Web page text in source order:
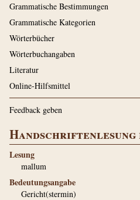
Grammatische Bestimmungen
Grammatische Kategorien
Wörterbücher
Wörterbuchangaben
Literatur
Online-Hilfsmittel
Feedback geben
Handschriftenlesung
Lesung
mallum
Bedeutungsangabe
Gericht(stermin)